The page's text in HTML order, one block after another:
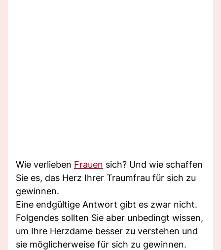
Wie verlieben Frauen sich? Und wie schaffen
Sie es, das Herz Ihrer Traumfrau für sich zu
gewinnen.
Eine endgültige Antwort gibt es zwar nicht.
Folgendes sollten Sie aber unbedingt wissen,
um Ihre Herzdame besser zu verstehen und
sie möglicherweise für sich zu gewinnen.